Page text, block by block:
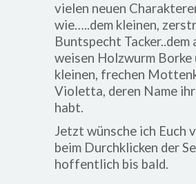
vielen neuen
wie…..dem kleinen,
Buntspecht Tacker..dem
weisen Holzwurm Borke
kleinen, frechen
Violetta, deren Name
habt.
Jetzt wünsche ich Euch
beim Durchklicken der
hoffentlich bis bald.